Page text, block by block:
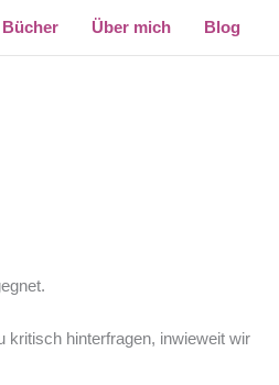
Bücher Über mich Blog
kritisch hinterfragen, inwieweit wir